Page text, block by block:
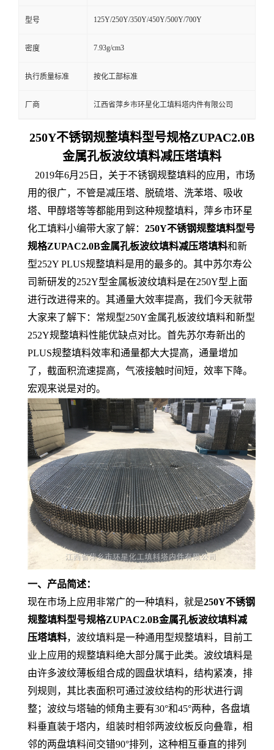
型号 125Y/250Y/350Y/450Y/500Y/700Y
密度 7.93g/cm3
执行质量标准 按化工部标准
厂商 江西省萍乡市环星化工填料塔内件有限公司
250Y不锈钢规整填料型号规格ZUPAC2.0B
金属孔板波纹填料减压塔填料
2019年6月25日，关于不锈钢规整填料的应用，市场
用的很广，不管是减压塔、脱硫塔、洗苯塔、吸收
塔、甲醇塔等等都能用到这种规整填料，萍乡市环星
化工填料小编带大家了解： 250Y不锈钢规整填料型号
规格ZUPAC2.0B金属孔板波纹填料减压塔填料和新
型252Y PLUS规整填料是用的最多的。其中苏尔寿公
司新研发的252Y型金属板波纹填料是在250Y型上面
进行改进得来的。其通量大效率提高，我们今天就带
大家来了解下：常规型250Y金属孔板波纹填料和新型
252Y规整填料性能优缺点对比。首先苏尔寿新出的
PLUS规整填料效率和通量都大大提高，通量增加
了，截面积流速提高，气液接触时间短，效率下降。
宏观来说是对的。
一、产品简述：
现在市场上应用非常广的一种填料，就是250Y不锈钢
规整填料型号规格ZUPAC2.0B金属孔板波纹填料减
压塔填料，波纹填料是一种通用型规整填料，目前工
业上应用的规整填料绝大部分属于此类。波纹填料是
由许多波纹薄板组合成的圆盘状填料，结构紧凑，排
列规则，其比表面积可通过波纹结构的形状进行调
整；波纹与塔轴的倾角主要有30°和45°两种，各盘填
料垂直装于塔内，组装时相邻两波纹板反向叠靠，相
邻的两盘填料间交错90°排列，这种相互垂直的排列